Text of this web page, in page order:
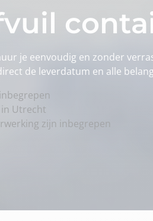
je eenvoudig en zonder
de leverdatum en alle
in Utrecht
zijn inbegrepen